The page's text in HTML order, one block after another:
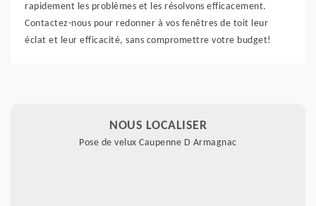
rapidement les problèmes et les résolvons efficacement.
Contactez-nous pour redonner à vos fenêtres de toit leur
éclat et leur efficacité, sans compromettre votre budget!
NOUS LOCALISER
Pose de velux Caupenne D Armagnac